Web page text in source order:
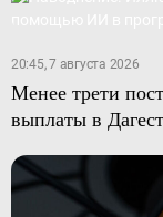
20:45, 7 августа 2026
Менее трети
выплаты в